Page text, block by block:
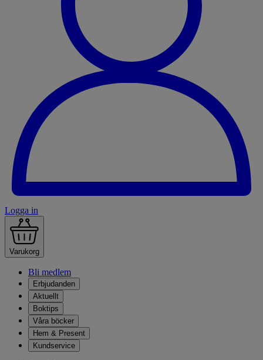
Logga in
Varukorg
Bli medlem
Erbjudanden
Aktuellt
Boktips
Våra böcker
Hem & Present
Kundservice